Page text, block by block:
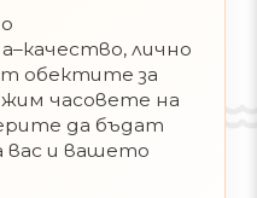
лично
обектите за
часовете на
да бъдат
вас и вашето